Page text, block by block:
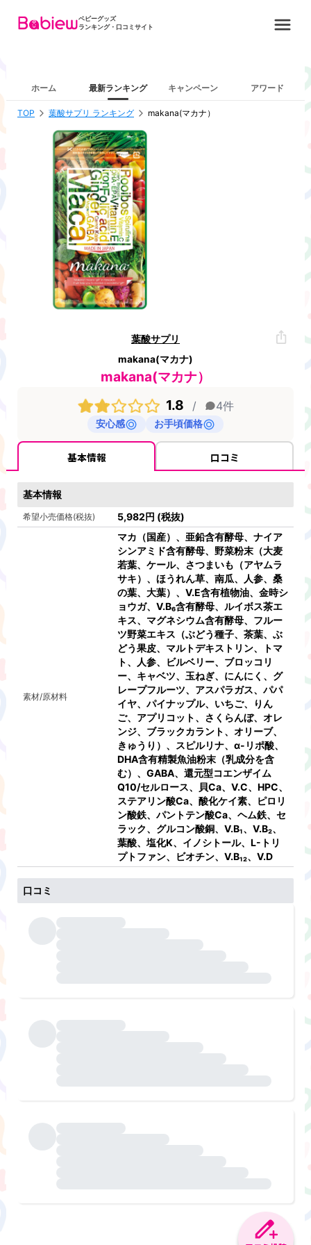
ベビーグッズ
ランキング・口コミサイト
ホーム 最新ランキング キャンペーン アワード
TOP 葉酸サプリ ランキング makana(マカナ）
葉酸サプリ
makana(マカナ)
makana(マカナ）
1.8
/ 4件
安心感 お手頃価格
基本情報 口コミ
基本情報
希望小売価格(税抜) 5,982円 (税抜)
素材/原材料
マカ（国産）、亜鉛含有酵母、ナイア
シンアミド含有酵母、野菜粉末（大麦
若葉、ケール、さつまいも（アヤムラ
サキ）、ほうれん草、南瓜、人参、桑
の葉、大葉）、V.E含有植物油、金時シ
ョウガ、V.B₆含有酵母、ルイボス茶エ
キス、マグネシウム含有酵母、フルー
ツ野菜エキス（ぶどう種子、茶葉、ぶ
どう果皮、マルトデキストリン、トマ
ト、人参、ビルベリー、ブロッコリ
ー、キャベツ、玉ねぎ、にんにく、グ
レープフルーツ、アスパラガス、パパ
イヤ、パイナップル、いちご、りん
ご、アプリコット、さくらんぼ、オレ
ンジ、ブラックカラント、オリーブ、
きゅうり）、スピルリナ、α-リポ酸、
DHA含有精製魚油粉末（乳成分を含
む）、GABA、還元型コエンザイム
Q10/セルロース、貝Ca、V.C、HPC、
ステアリン酸Ca、酸化ケイ素、ピロリ
ン酸鉄、パントテン酸Ca、ヘム鉄、セ
ラック、グルコン酸銅、V.B₁、V.B₂、
葉酸、塩化K、イノシトール、L-トリ
プトファン、ビオチン、V.B₁₂、V.D
口コミ